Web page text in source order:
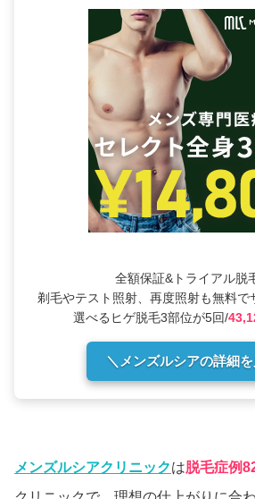
全額保証&トライアル脱
剃毛やテスト照射、再度照射も無料で
選べるヒゲ脱毛3部位が5回/
＼メンズルシアの詳細
メンズルシアクリニックは脱毛症例